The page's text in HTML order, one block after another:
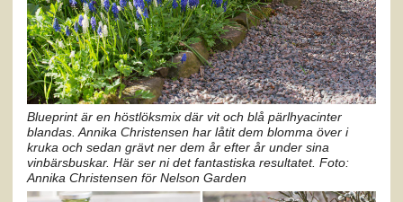
Blueprint är en höstlöksmix där vit och blå pärlhyacinter
blandas. Annika Christensen har låtit dem blomma över i
kruka och sedan grävt ner dem år efter år under sina
vinbärsbuskar. Här ser ni det fantastiska resultatet. Foto:
Annika Christensen för Nelson Garden